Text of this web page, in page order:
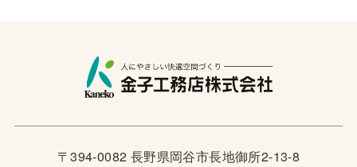
〒394-0082 長野県岡谷市長地御所2-13-8